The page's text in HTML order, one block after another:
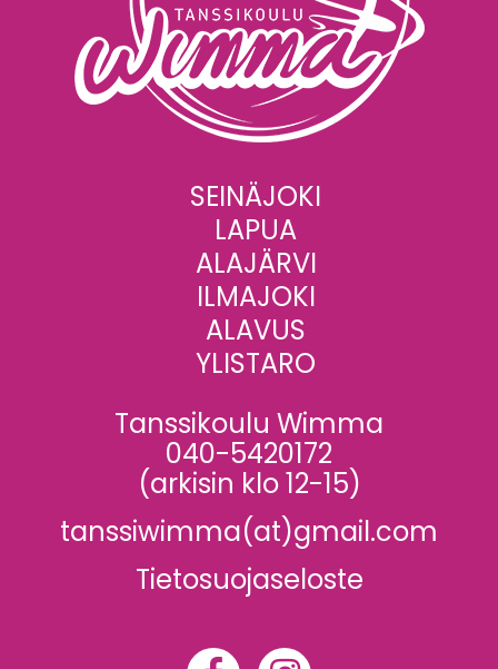
SEINÄJOKI
LAPUA
ALAJÄRVI
ILMAJOKI
ALAVUS
YLISTARO
Tanssikoulu Wimma
040-5420172
(arkisin klo 12-15)
tanssiwimma(at)gmail.com
Tietosuojaseloste